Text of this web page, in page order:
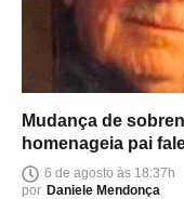
Mudança de
homenageia pai
6 de agosto às 18:37h
por Daniele Mendonça